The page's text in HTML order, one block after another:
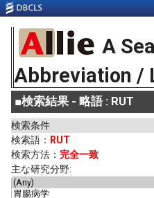
A
Abbreviation /
■検索結果 - 略語 : RUT
検索条件
検索語： RUT
検索方法： 完全一致
主な研究分野: